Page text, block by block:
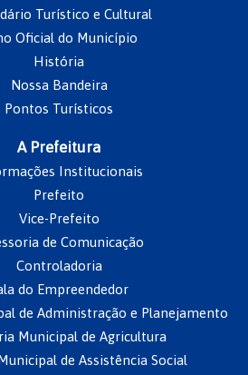
Turístico e Cultural
Oficial do Município
História
Nossa Bandeira
Pontos Turísticos
A Prefeitura
Institucionais
Prefeito
Vice-Prefeito
de Comunicação
Controladoria
do Empreendedor
de Administração e Planejamento
Municipal de Agricultura
de Assistência Social